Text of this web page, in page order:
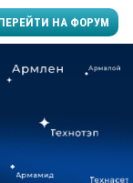
НА ФОРУМ
заводу пластмасс"